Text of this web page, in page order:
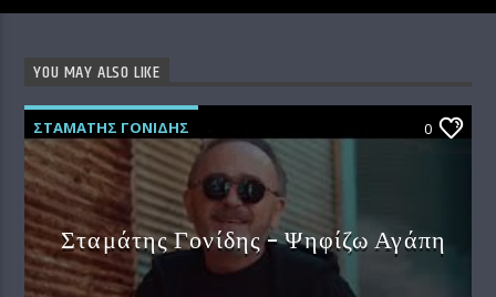
YOU MAY ALSO LIKE
ΣΤΑΜΑΤΗΣ ΓΟΝΙΔΗΣ 0
Σταμάτης Γονίδης – Ψηφίζω Αγάπη